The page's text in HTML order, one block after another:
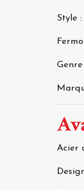
Style
Acier